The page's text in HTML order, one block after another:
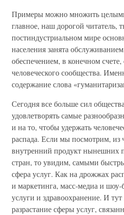
Примеры можно множить
главное, наш дорогой читатель,
постиндустриальном мире
населения занята
обеспечением, в конечном
человеческого сообщества.
содержание слова
Сегодня все больше сил
удовлетворять самые
и на то, чтобы удержать
распада. Если мы посмотрим, из
внутренний продукт нынешних
стран, то увидим, самыми
сфера услуг. Как на дрожжах
и маркетинга, масс-медиа и
услуги и здравоохранение. И
разрастание сферы услуг,